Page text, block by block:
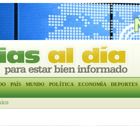
PAÍS MUNDO POLÍTICA ECONOMÍA DEPORTES